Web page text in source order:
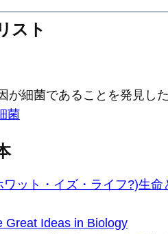
スト
が細菌であることを発見
菌
ット・イズ・ライフ?)生命
Great Ideas in Biology